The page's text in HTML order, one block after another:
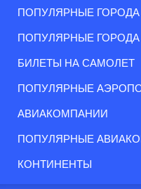
ПОПУЛЯРНЫЕ
ПОПУЛЯРНЫЕ
БИЛЕТЫ НА САМОЛЕТ
ПОПУЛЯРНЫЕ
АВИАКОМПАНИИ
ПОПУЛЯРНЫЕ
КОНТИНЕНТЫ